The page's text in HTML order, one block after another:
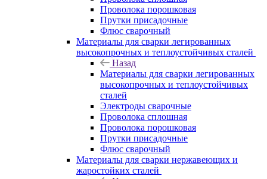
Проволока порошковая
Прутки присадочные
Флюс сварочный
Материалы для сварки легированных
высокопрочных и теплоустойчивых сталей
Назад
Материалы для сварки легированных
высокопрочных и теплоустойчивых
сталей
Электроды сварочные
Проволока сплошная
Проволока порошковая
Прутки присадочные
Флюс сварочный
Материалы для сварки нержавеющих и
жаростойких сталей